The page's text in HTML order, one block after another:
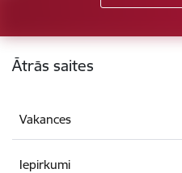
Kājene
Ātrās saites
Vakances
Iepirkumi